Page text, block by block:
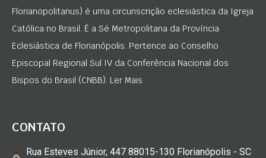
Florianopolitanus) é uma circunscrição eclesiástica da Igreja
Católica no Brasil. É a Sé Metropolitana da Província
Eclesiástica de Florianópolis. Pertence ao Conselho
Episcopal Regional Sul IV da Conferência Nacional dos
Bispos do Brasil (CNBB). Ler Mais
CONTATO
Rua Esteves Júnior, 447 88015-130 Florianópolis - SC